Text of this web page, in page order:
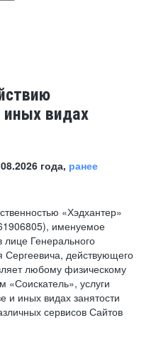
иных видах
года, ранее
«Хэдхантер»
именуемое
Генерального
Сергеевича, действующего
любому физическому
услуги
и иных видах занятости
сервисов Сайтов